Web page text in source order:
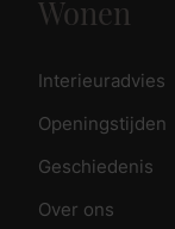
Wonen
Interieuradvies
Openingstijden
Geschiedenis
Over ons